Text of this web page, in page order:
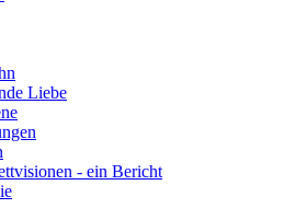
Liebe
- ein Bericht